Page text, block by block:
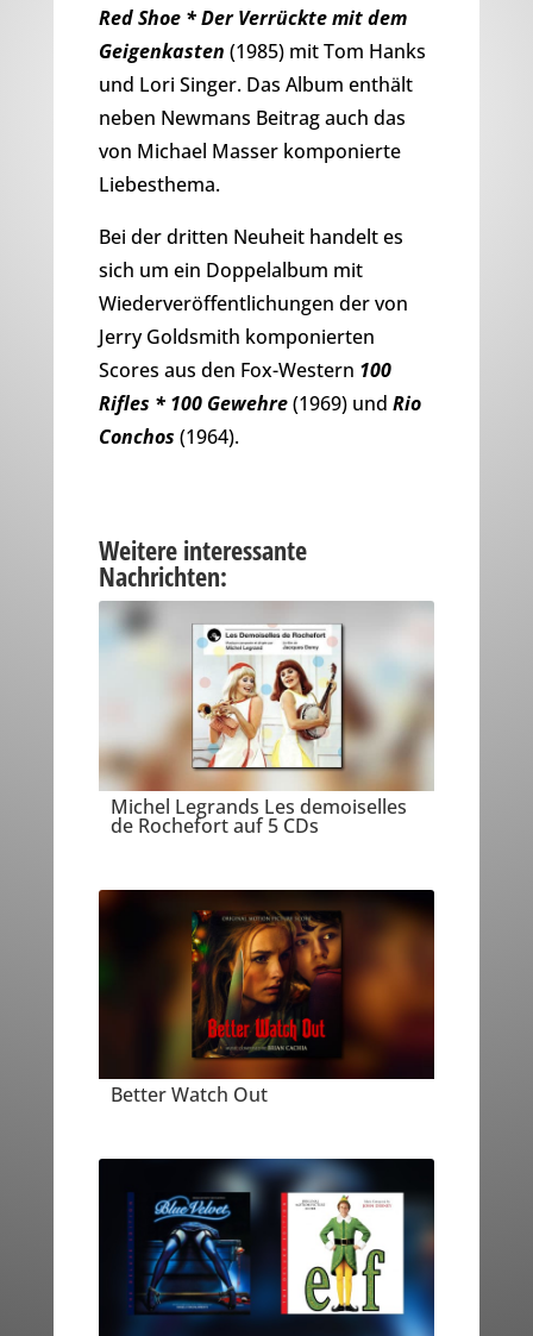
Red Shoe * Der Verrückte mit dem
Geigenkasten (1985) mit Tom Hanks
und Lori Singer. Das Album enthält
neben Newmans Beitrag auch das
von Michael Masser komponierte
Liebesthema.
Bei der dritten Neuheit handelt es
sich um ein Doppelalbum mit
Wiederveröffentlichungen der von
Jerry Goldsmith komponierten
Scores aus den Fox-Western 100
Rifles * 100 Gewehre(1969) und Rio
Conchos (1964).
Weitere interessante
Nachrichten:
Michel Legrands Les demoiselles
de Rochefort auf 5 CDs
Better Watch Out